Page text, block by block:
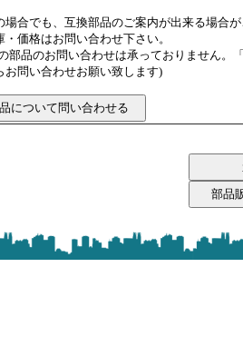
場合でも、互換部品のご案内が出来る場合
・価格はお問い合わせ下さい。
部品のお問い合わせは承っておりません。
お問い合わせお願い致します)